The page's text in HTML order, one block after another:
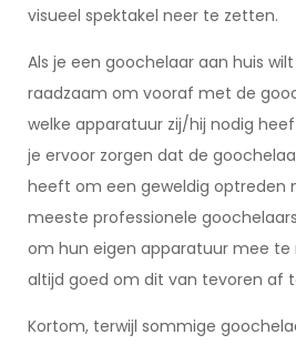
visueel spektakel neer te zetten.
Als je een goochelaar aan huis
raadzaam om vooraf met de
welke apparatuur zij/hij nodig
je ervoor zorgen dat de
heeft om een geweldig optreden
meeste professionele
om hun eigen apparatuur mee te
altijd goed om dit van tevoren af
Kortom, terwijl sommige